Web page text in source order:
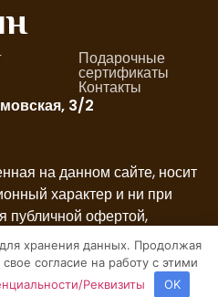
Подарочные
сертификаты
Контакты
3/2
на данном сайте, носит
характер и ни при
публичной офертой,
ст. 437 ГК РФ, если иное
Реквизиты
хранения данных. Продолжая
согласие на работу с этими
Реквизиты OK